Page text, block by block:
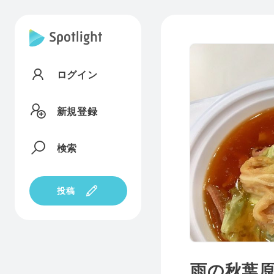
ログイン
新規登録
検索
投稿